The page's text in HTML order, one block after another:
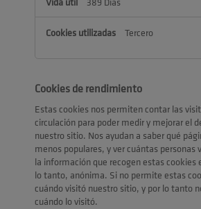
Tercero
Cookies de rendimiento
Estas cookies nos permiten contar las
circulación para poder medir y mejorar el
nuestro sitio. Nos ayudan a saber qué
menos populares, y ver cuántas personas
la información que recogen estas cookies
lo tanto, anónima. Si no permite estas
cuándo visitó nuestro sitio, y por lo tanto
cuándo lo visitó.